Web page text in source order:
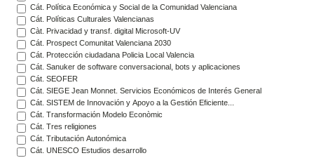
Cát. Política Económica y Social de la Comunidad Valenciana
Cát. Políticas Culturales Valencianas
Càt. Privacidad y transf. digital Microsoft-UV
Cát. Prospect Comunitat Valenciana 2030
Cát. Protección ciudadana Policia Local Valencia
Cát. Sanuker de software conversacional, bots y aplicaciones
Cát. SEOFER
Cát. SIEGE Jean Monnet. Servicios Económicos de Interés General
Cát. SISTEM de Innovación y Apoyo a la Gestión Eficiente...
Cát. Transformación Modelo Econòmic
Cát. Tres religiones
Cát. Tributación Autonómica
Cát. UNESCO Estudios desarrollo